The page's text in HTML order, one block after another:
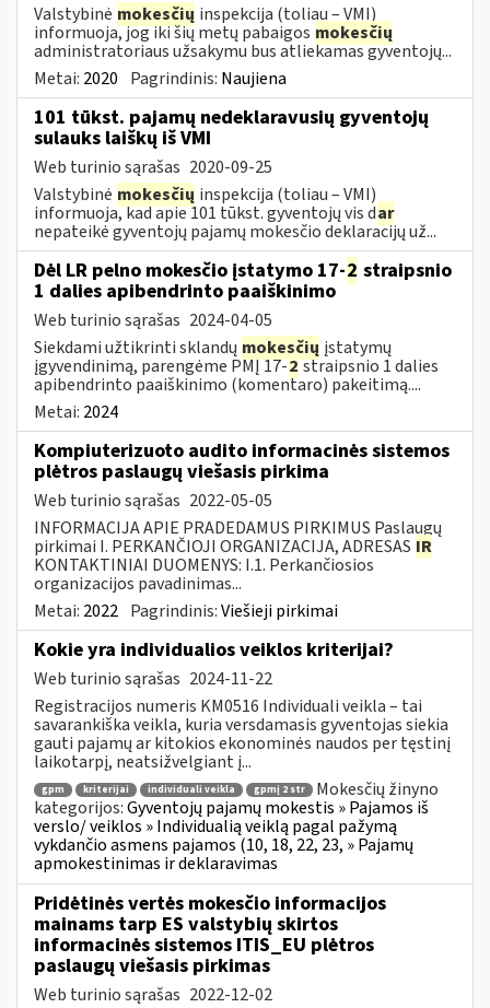
Valstybinė mokesčių inspekcija (toliau – VMI)
informuoja, jog iki šių metų pabaigos mokesčių
administratoriaus užsakymu bus atliekamas gyventojų...
Metai: 2020 Pagrindinis: Naujiena
101 tūkst. pajamų nedeklaravusių gyventojų
sulauks laiškų iš VMI
Web turinio sąrašas 2020-09-25
Valstybinė mokesčių inspekcija (toliau – VMI)
informuoja, kad apie 101 tūkst. gyventojų vis dar
nepateikė gyventojų pajamų mokesčio deklaracijų už...
Dėl LR pelno mokesčio įstatymo 17-2 straipsnio
1 dalies apibendrinto paaiškinimo
Web turinio sąrašas 2024-04-05
Siekdami užtikrinti sklandų mokesčių įstatymų
įgyvendinimą, parengėme PMĮ 17-2straipsnio 1 dalies
apibendrinto paaiškinimo (komentaro) pakeitimą....
Metai: 2024
Kompiuterizuoto audito informacinės sistemos
plėtros paslaugų viešasis pirkima
Web turinio sąrašas 2022-05-05
INFORMACIJA APIE PRADEDAMUS PIRKIMUS Paslaugų
pirkimai I. PERKANČIOJI ORGANIZACIJA, ADRESAS IR
KONTAKTINIAI DUOMENYS: I.1. Perkančiosios
organizacijos pavadinimas...
Metai: 2022 Pagrindinis:Viešieji pirkimai
Kokie yra individualios veiklos kriterijai?
Web turinio sąrašas 2024-11-22
Registracijos numeris KM0516 Individuali veikla – tai
savarankiška veikla, kuria versdamasis gyventojas siekia
gauti pajamų ar kitokios ekonominės naudos per tęstinį
laikotarpį, neatsižvelgiant į...
gpm kriterijai individuali veikla gpmį 2 str
Mokesčių žinyno
kategorijos:Gyventojų pajamų mokestis » Pajamos iš
verslo/ veiklos » Individualią veiklą pagal pažymą
vykdančio asmens pajamos (10, 18, 22, 23, » Pajamų
apmokestinimas ir deklaravimas
Pridėtinės vertės mokesčio informacijos
mainams tarp ES valstybių skirtos
informacinės sistemos ITIS_EU plėtros
paslaugų viešasis pirkimas
Web turinio sąrašas 2022-12-02